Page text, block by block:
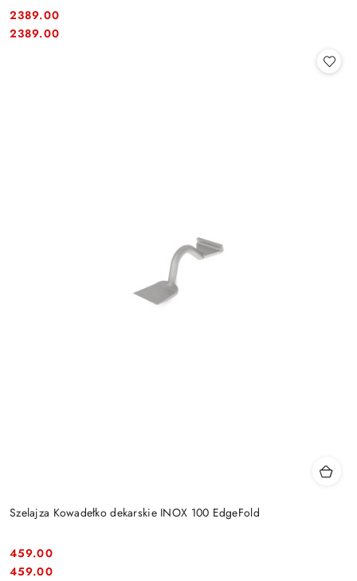
Cena:
2389.00
Cena:
2389.00
Szelajza Kowadełko dekarskie INOX 100 EdgeFold
Cena:
459.00
Cena:
459.00